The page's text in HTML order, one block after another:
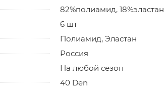
82%полиамид, 18%эластан
6 шт
Полиамид, Эластан
Россия
На любой сезон
40 Den